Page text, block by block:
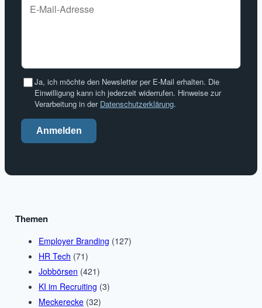
Ja, ich möchte den Newsletter per E-Mail erhalten. Die
Einwilligung kann ich jederzeit widerrufen. Hinweise zur
Verarbeitung in der Datenschutzerklärung.
Anmelden
Themen
Employer Branding (127)
HR Tech (71)
Jobbörsen (421)
KI im Recruiting (3)
Meckerecke (32)